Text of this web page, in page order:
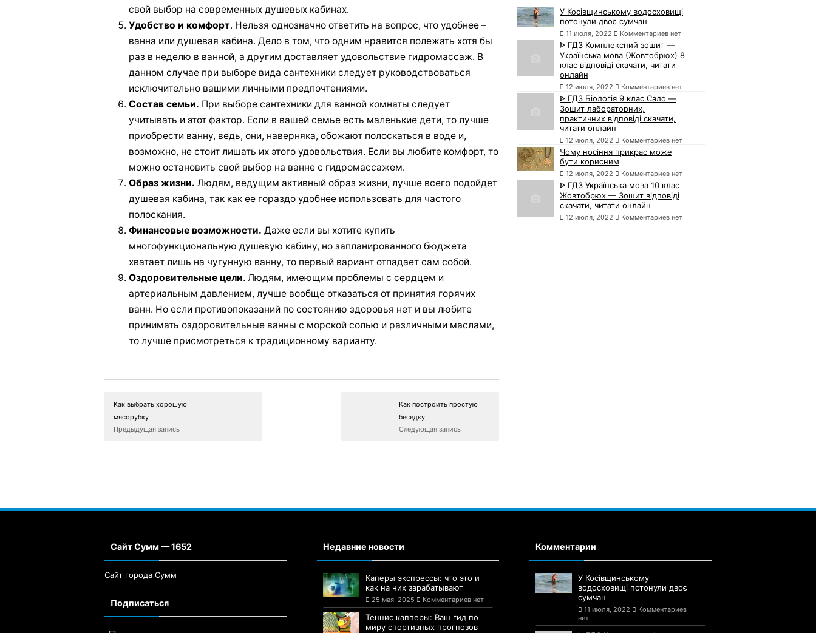
свой выбор на современных душевых кабинах.
Удобство и комфорт. Нельзя однозначно ответить на вопрос, что удобнее –
ванна или душевая кабина. Дело в том, что одним нравится полежать хотя бы
раз в неделю в ванной, а другим доставляет удовольствие гидромассаж. В
данном случае при выборе вида сантехники следует руководствоваться
исключительно вашими личными предпочтениями.
Состав семьи. При выборе сантехники для ванной комнаты следует
учитывать и этот фактор. Если в вашей семье есть маленькие дети, то лучше
приобрести ванну, ведь, они, наверняка, обожают полоскаться в воде и,
возможно, не стоит лишать их этого удовольствия. Если вы любите комфорт, то
можно остановить свой выбор на ванне с гидромассажем.
Образ жизни. Людям, ведущим активный образ жизни, лучше всего подойдет
душевая кабина, так как ее гораздо удобнее использовать для частого
полоскания.
Финансовые возможности. Даже если вы хотите купить
многофункциональную душевую кабину, но запланированного бюджета
хватает лишь на чугунную ванну, то первый вариант отпадает сам собой.
Оздоровительные цели. Людям, имеющим проблемы с сердцем и
артериальным давлением, лучше вообще отказаться от принятия горячих
ванн. Но если противопоказаний по состоянию здоровья нет и вы любите
принимать оздоровительные ванны с морской солью и различными маслами,
то лучше присмотреться к традиционному варианту.
Как выбрать хорошую
мясорубку
Предыдущая запись
Как построить простую
беседку
Следующая запись
У Косівщинському водосховищі
потонули двоє сумчан
11 июля, 2022 Комментариев нет
ᐈ ГДЗ Комплексний зошит —
Українська мова (Жовтобрюх) 8
клас відповіді скачати, читати
онлайн
12 июля, 2022 Комментариев нет
ᐈ ГДЗ Біологія 9 клас Сало —
Зошит лабораторних,
практичних відповіді скачати,
читати онлайн
12 июля, 2022 Комментариев нет
Чому носіння прикрас може
бути корисним
12 июля, 2022 Комментариев нет
ᐈ ГДЗ Українська мова 10 клас
Жовтобрюх — Зошит відповіді
скачати, читати онлайн
12 июля, 2022 Комментариев нет
Сайт Сумм — 1652
Сайт города Сумм
Подписаться
Недавние новости
Каперы экспрессы: что это и
как на них зарабатывают
25 мая, 2025 Комментариев нет
Теннис капперы: Ваш гид по
миру спортивных прогнозов
Комментарии
У Косівщинському
водосховищі потонули двоє
сумчан
11 июля, 2022
Комментариев
нет